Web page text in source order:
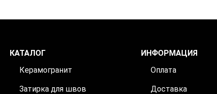
КАТАЛОГ
Керамогранит
Затирка для швов
ИНФОРМАЦИЯ
Оплата
Доставка